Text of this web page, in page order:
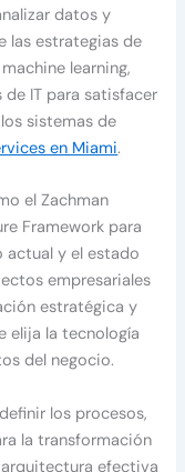
datos y
las estrategias de
learning,
IT para satisfacer
sistemas de
en Miami.
el Zachman
Framework para
y el estado
empresariales
estratégica y
elija la tecnología
del negocio.
los procesos,
la transformación
efectiva